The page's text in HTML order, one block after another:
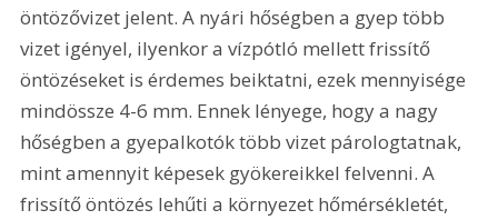
öntözővizet jelent. A nyári hőségben a gyep több
vizet igényel, ilyenkor a vízpótló mellett frissítő
öntözéseket is érdemes beiktatni, ezek mennyisége
mindössze 4-6 mm. Ennek lényege, hogy a nagy
hőségben a gyepalkotók több vizet párologtatnak,
mint amennyit képesek gyökereikkel felvenni. A
frissítő öntözés lehűti a környezet hőmérsékletét,